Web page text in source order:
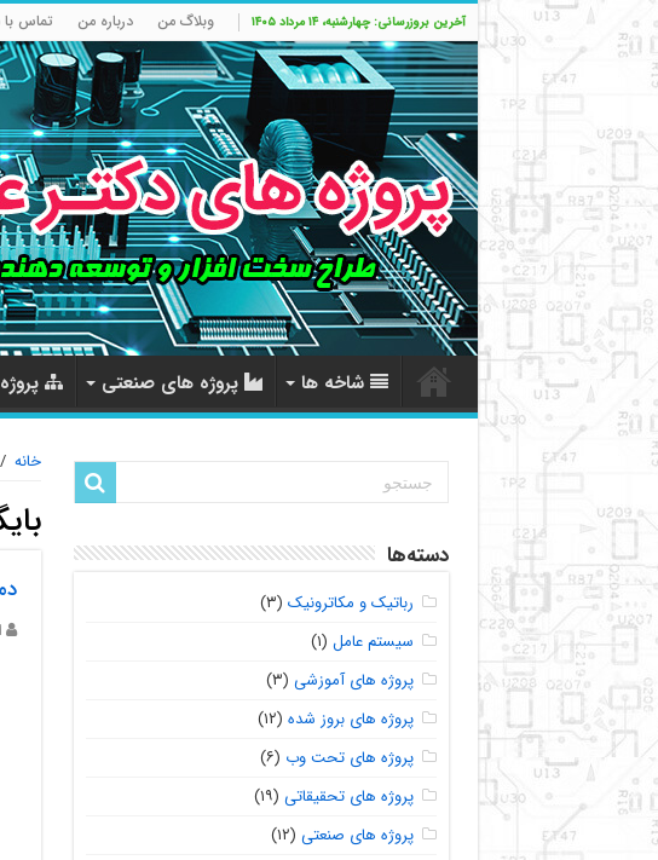
آخرین بروزرسانی: چهارشنبه، ۱۴ مرداد ۱۴۰۵ وبلاگ من درباره من تماس با
شاخه ها پروژه های صنعتی
خانه /
دسته‌ها
رباتیک و مکاترونیک (۳)
سیستم عامل (۱)
پروژه های آموزشی (۳)
پروژه های بروز شده (۱۲)
پروژه های تحت وب (۶)
پروژه های تحقیقاتی (۱۹)
پروژه های صنعتی (۱۲)